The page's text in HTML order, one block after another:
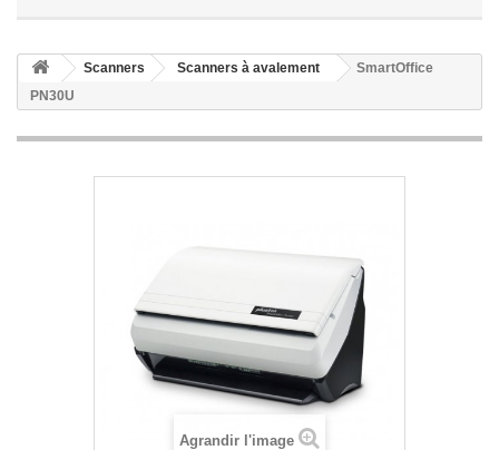
Scanners Scanners à avalement
SmartOffice
PN30U
Agrandir l'image